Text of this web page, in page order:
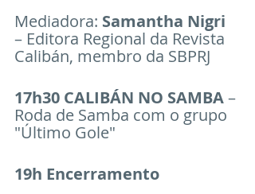
Mediadora: Samantha Nigri
– Editora Regional da Revista
Calibán, membro da SBPRJ
17h30 CALIBÁN NO SAMBA –
Roda de Samba com o grupo
"Último Gole"
19h Encerramento